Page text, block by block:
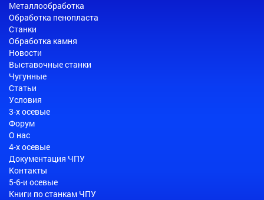
Металлообработка
Обработка пенопласта
Станки
Обработка камня
Новости
Выставочные станки
Чугунные
Статьи
Условия
3-х осевые
Форум
О нас
4-х осевые
Документация ЧПУ
Контакты
5-6-и осевые
Книги по станкам ЧПУ